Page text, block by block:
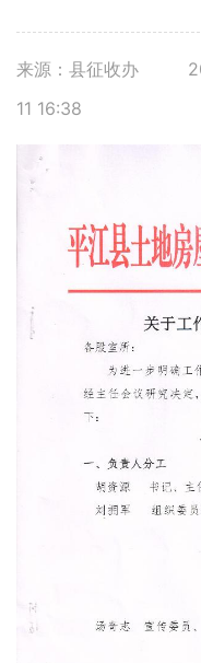
来源：县征收办
11 16:38